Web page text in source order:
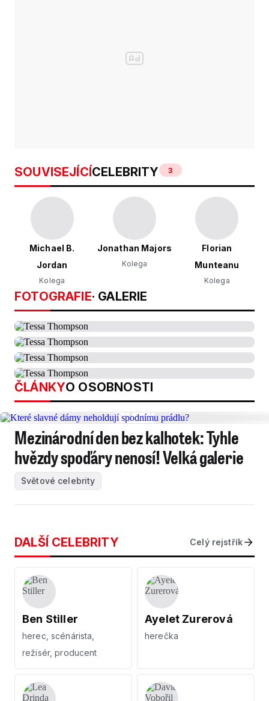
SOUVISEJÍCÍCELEBRITY 3
Michael B.
Jordan
Kolega
Jonathan Majors
Kolega
Florian
Munteanu
Kolega
FOTOGRAFIE· GALERIE
ČLÁNKYO OSOBNOSTI
Mezinárodní den bez kalhotek: Tyhle
hvězdy spoďáry nenosí! Velká galerie
Světové celebrity
DALŠÍ CELEBRITY Celý rejstřík
Ben Stiller
herec, scénárista,
režisér, producent
Ayelet Zurerová
herečka